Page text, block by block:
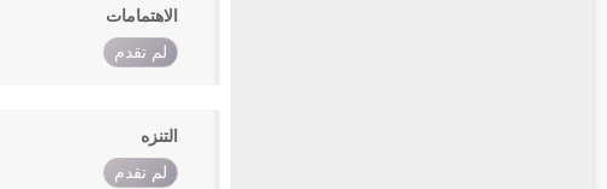
الاهتمامات
لم تقدم
التنزه
لم تقدم